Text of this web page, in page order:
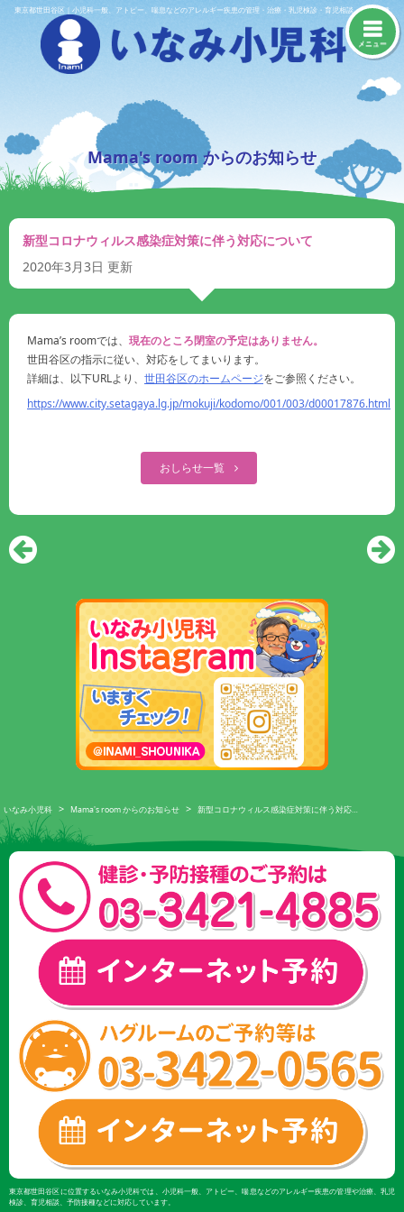
Skip東京都世田谷区｜小児科一般、アトピー、喘息などのアレルギー疾患の管理・治療・乳児検診・育児相談・予防接種
メニュー
Mama's room からのお知らせ
新型コロナウィルス感染症対策に伴う対応について
2020年3月3日 更新
Mama’s roomでは、 現在のところ閉室の予定はありません。
世田谷区の指示に従い、対応をしてまいります。
詳細は、以下URLより、 世田谷区のホームページをご参照ください。
https://www.city.setagaya.lg.jp/mokuji/kodomo/001/003/d00017876.html
おしらせ一覧
いなみ小児科 > Mama's room からのお知らせ > 新型コロナウィルス感染症対策に伴う対応…
東京都世田谷区に位置するいなみ小児科では、小児科一般、アトピー、喘息などのアレルギー疾患の管理や治療、乳児
検診、育児相談、予防接種などに対応しています。